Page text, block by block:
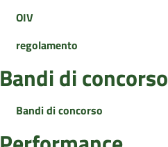
OIV
regolamento
Bandi di concorso
Bandi di concorso